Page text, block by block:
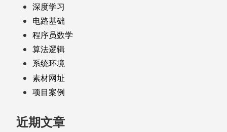
深度学习
电路基础
程序员数学
算法逻辑
系统环境
素材网址
项目案例
近期文章